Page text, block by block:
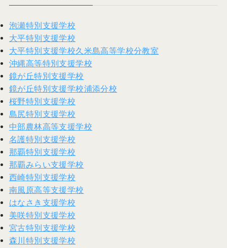
泡瀬特別支援学校
大平特別支援学校
大平特別支援学校久米島高等学校分教室
沖縄高等特別支援学校
鏡が丘特別支援学校
鏡が丘特別支援学校浦添分校
桜野特別支援学校
島尻特別支援学校
中部農林高等支援学校
名護特別支援学校
那覇特別支援学校
那覇みらい支援学校
西崎特別支援学校
南風原高等支援学校
はなさき支援学校
美咲特別支援学校
宮古特別支援学校
森川特別支援学校